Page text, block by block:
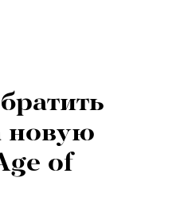
новую
of